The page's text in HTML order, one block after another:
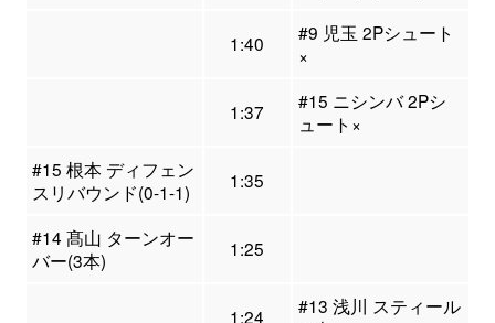
1:40
#9 児玉 2Pシュート
×
1:37
#15 ニシンバ 2Pシ
ュート×
#15 根本 ディフェン
スリバウンド(0-1-1)
1:35
#14 髙山 ターンオー
バー(3本)
1:25
1:24
#13 浅川 スティール